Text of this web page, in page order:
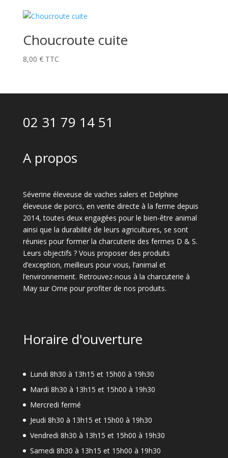
Choucroute cuite
8,00 € TTC
02 31 79 14 51
A propos
Séverine éleveuse de vaches salers et Delphine
éleveuse de porcs, en vente directe à la ferme depuis
2014, toutes deux engagées pour le bien-être animal
ainsi que la durabilité de leurs agricultures, se sont
réunies pour former la charcuterie des fermes D & S.
Leurs objectifs ? Vous proposer des produits
d’exception, meilleurs pour vous, l’animal et
l’environnement. Retrouvez-nous à la charcuterie à
May sur Orne pour profiter de nos produits.
Horaire d'ouverture
Lundi 8h30 à 13h15 et 15h00 à 19h30
Mardi 8h30 à 13h15 et 15h00 à 19h30
Mercredi fermé
Jeudi 8h30 à 13h15 et 15h00 à 19h30
Vendredi 8h30 à 13h15 et 15h00 à 19h30
Samedi 8h30 à 13h15 et 15h00 à 19h30